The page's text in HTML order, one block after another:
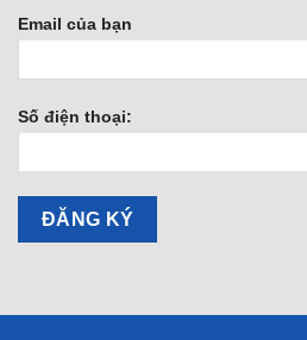
Email của bạn
Số điện thoại: